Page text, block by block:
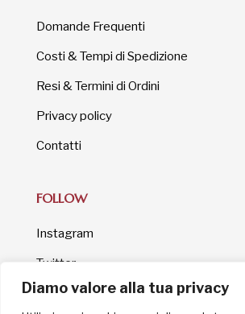
Diamo valore alla tua privacy
Domande Frequenti
Costi & Tempi di Spedizione
Resi & Termini di Ordini
Privacy policy
Contatti
FOLLOW
Instagram
Twitter
Facebook